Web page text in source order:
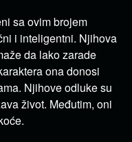
sa ovim brojem
i inteligentni. Njihova
da lako zarade
ona donosi
Njihove odluke su
život. Međutim, oni